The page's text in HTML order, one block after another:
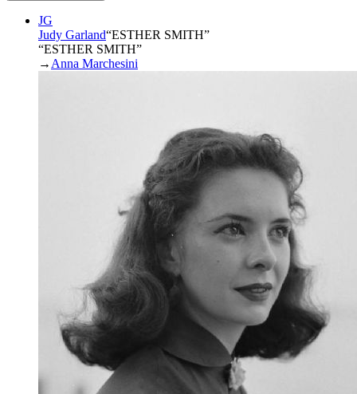
JG
Judy Garland“ESTHER SMITH”
“ESTHER SMITH”
→ Anna Marchesini